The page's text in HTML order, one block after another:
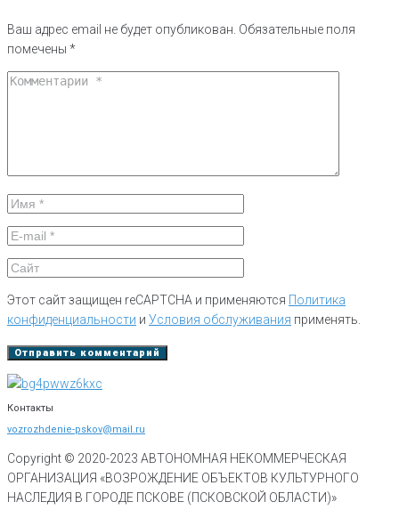
Ваш адрес email не будет опубликован. Обязательные поля
помечены *
Этот сайт защищен reCAPTCHA и применяются Политика
конфиденциальности и Условия обслуживания применять.
Контакты
vozrozhdenie-pskov@mail.ru
Copyright © 2020-2023 АВТОНОМНАЯ НЕКОММЕРЧЕСКАЯ
ОРГАНИЗАЦИЯ «ВОЗРОЖДЕНИЕ ОБЪЕКТОВ КУЛЬТУРНОГО
НАСЛЕДИЯ В ГОРОДЕ ПСКОВЕ (ПСКОВСКОЙ ОБЛАСТИ)»